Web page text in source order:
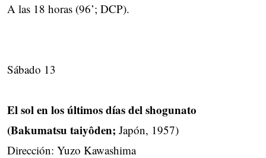
A las 18 horas (96’; DCP).
Sábado 13
El sol en los últimos días del shogunato
(Bakumatsu taiyôden; Japón, 1957)
Dirección: Yuzo Kawashima